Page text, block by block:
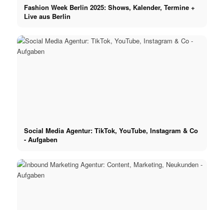
Fashion Week Berlin 2025: Shows, Kalender, Termine +
Live aus Berlin
Social Media Agentur: TikTok, YouTube, Instagram & Co
- Aufgaben